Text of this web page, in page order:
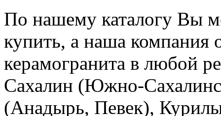
По нашему каталогу Вы
купить, а наша компания
керамогранита в любой
Сахалин (Южно-
(Анадырь, Певек),